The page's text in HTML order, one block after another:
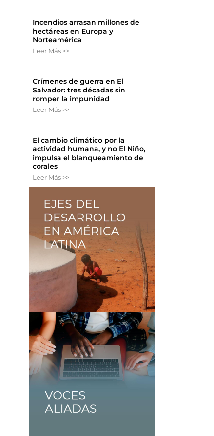
Incendios arrasan millones de
hectáreas en Europa y
Norteamérica
Leer Más >>
Crímenes de guerra en El
Salvador: tres décadas sin
romper la impunidad
Leer Más >>
El cambio climático por la
actividad humana, y no El Niño,
impulsa el blanqueamiento de
corales
Leer Más >>